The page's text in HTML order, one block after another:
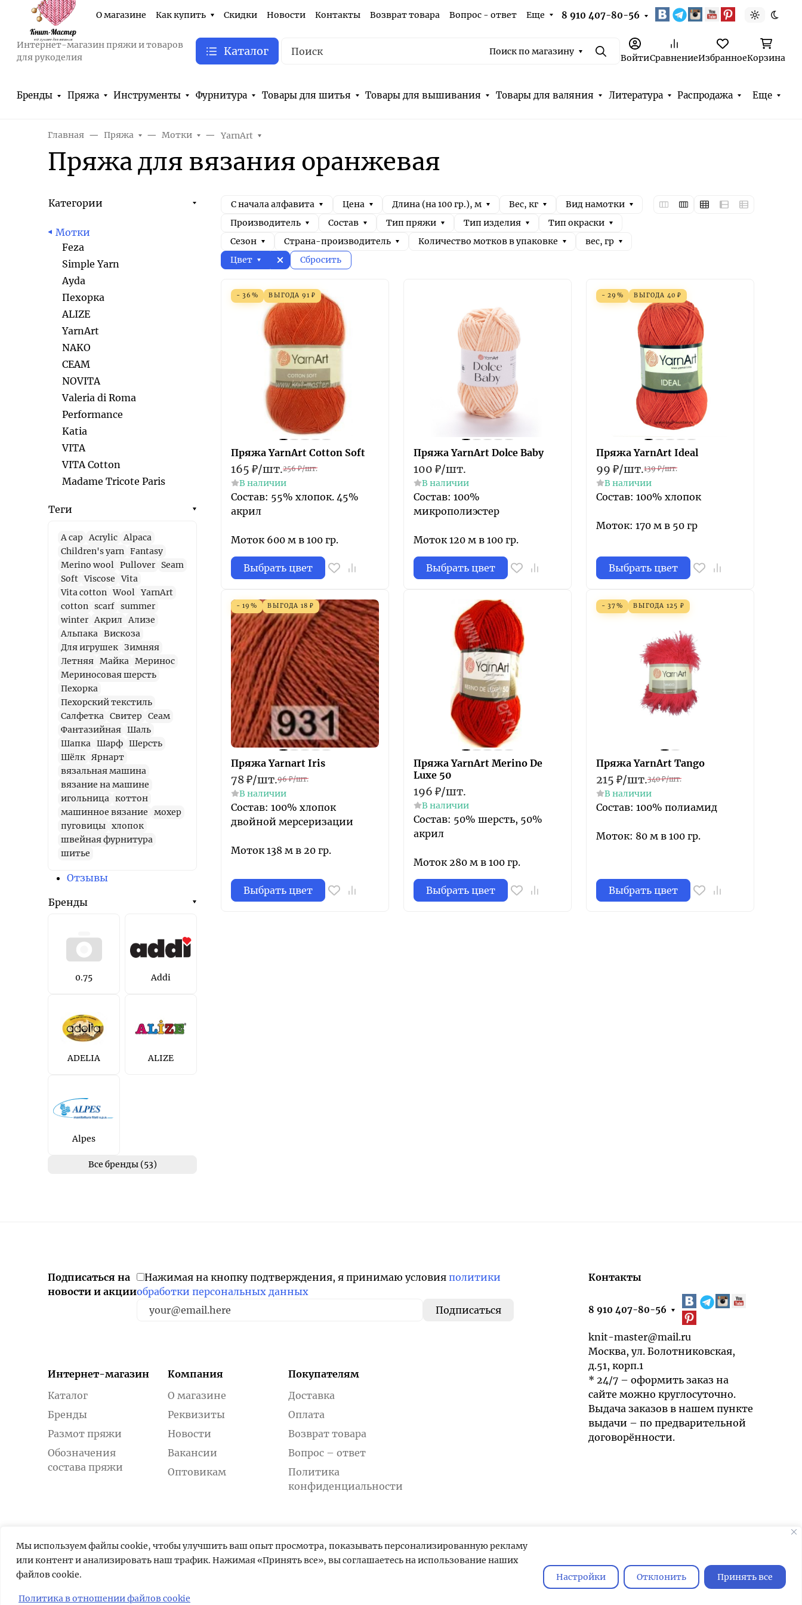
Мы используем файлы cookie, чтобы улучшить ваш опыт просмотра, показывать персонализированную рекламу
или контент и анализировать наш трафик. Нажимая «Принять все», вы соглашаетесь на использование наших
файлов cookie.
Политика в отношении файлов cookie
Настройки Отклонить Принять все
О магазине Как купить Скидки Новости Контакты Возврат товара Вопрос - ответ Еще 8 910 407-80-56 Светлая
Интернет-магазин пряжи и товаров
для рукоделия
Каталог Поиск по магазину ПоискВойтиСравнениеИзбранноеКорзина
Бренды Пряжа Инструменты Фурнитура Товары для шитья Товары для вышивания Товары для валяния Литература Распродажа Еще
Главная Пряжа Мотки YarnArt
Пряжа для вязания оранжевая
Категории
Мотки
Feza
Simple Yarn
Ayda
Пехорка
ALIZE
YarnArt
NAKO
СЕАМ
NOVITA
Valeria di Roma
Performance
Katia
VITA
VITA Cotton
Madame Tricote Paris
Теги
A cap Acrylic
Alpaca
Children's yarn
Fantasy
Merino wool
Pullover
Seam
Soft Viscose
Vita
Vita cotton
Wool
YarnArt
cotton
scarf summer
winter
Акрил
Ализе
Альпака
Вискоза
Для игрушек
Зимняя
Летняя Майка
Меринос
Мериносовая шерсть
Пехорка
Пехорский текстиль
Салфетка
Свитер Сеам
Фантазийная Шаль
Шапка
Шарф Шерсть
Шёлк
Ярнарт
вязальная машина
вязание на машине
игольница
коттон
машинное вязание
мохер
пуговицы хлопок
швейная фурнитура
шитье
Отзывы
Бренды
0.75 Addi
ADELIA ALIZE
Alpes
Все бренды (53)
С начала алфавита Цена Длина (на 100 гр.), м Вес, кг
Вид намотки
Производитель
Состав Тип пряжи Тип изделия
Тип окраски
Сезон
Страна-производитель Количество мотков в упаковке
вес, гр
Цвет
Сбросить
- 36% ВЫГОДА 91 ₽
Пряжа YarnArt Cotton Soft
165 ₽/шт.256 ₽/шт.
В наличии
Состав: 55% хлопок. 45%
акрил
Моток 600 м в 100 гр.
Выбрать цвет
Пряжа YarnArt Dolce Baby
100 ₽/шт.
В наличии
Состав: 100%
микрополиэстер
Моток 120 м в 100 гр.
Выбрать цвет
- 29% ВЫГОДА 40 ₽
Пряжа YarnArt Ideal
99 ₽/шт.139 ₽/шт.
В наличии
Состав: 100% хлопок
Моток: 170 м в 50 гр
Выбрать цвет
- 19% ВЫГОДА 18 ₽
Пряжа Yarnart Iris
78₽/шт.96 ₽/шт.
В наличии
Состав: 100% хлопок
двойной мерсеризации
Моток 138 м в 20 гр.
Выбрать цвет
Пряжа YarnArt Merino De
Luxe 50
196 ₽/шт.
В наличии
Состав: 50% шерсть, 50%
акрил
Моток 280 м в 100 гр.
Выбрать цвет
- 37% ВЫГОДА 125 ₽
Пряжа YarnArt Tango
215 ₽/шт.340 ₽/шт.
В наличии
Состав: 100% полиамид
Моток: 80 м в 100 гр.
Выбрать цвет
Подписаться на
новости и акции
Нажимая на кнопку подтверждения, я принимаю условия политики
обработки персональных данных
Интернет-магазин
Каталог
Бренды
Размот пряжи
Обозначения
состава пряжи
Компания
О магазине
Реквизиты
Новости
Вакансии
Оптовикам
Покупателям
Доставка
Оплата
Возврат товара
Вопрос – ответ
Политика
конфиденциальности
Контакты
8 910 407-80-56
knit-master@mail.ru
Москва, ул. Болотниковская,
д.51, корп.1
* 24/7 – оформить заказ на
сайте можно круглосуточно.
Выдача заказов в нашем пункте
выдачи – по предварительной
договорённости.
пользоваться сайтом, вы принимаете
условия обработки персональных